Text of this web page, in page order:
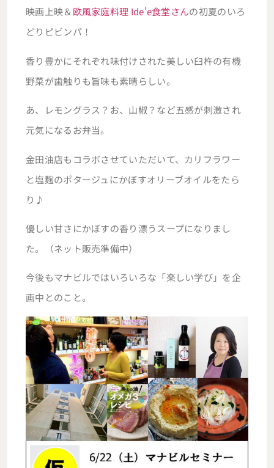
映画上映＆欧風家庭料理 Ide’e食堂さんの初夏のいろ
どりピビンパ！
香り豊かにそれぞれ味付けされた美しい臼杵の有機
野菜が歯触りも旨味も素晴らしい。
あ、レモングラス？お、山椒？など五感が刺激され
元気になるお弁当。
金田油店もコラボさせていただいて、カリフラワー
と塩麹のポタージュにかぼすオリーブオイルをたら
り♪
優しい甘さにかぼすの香り漂うスープになりまし
た。（ネット販売準備中）
今後もマナビルではいろいろな「楽しい学び」を企
画中とのこと。